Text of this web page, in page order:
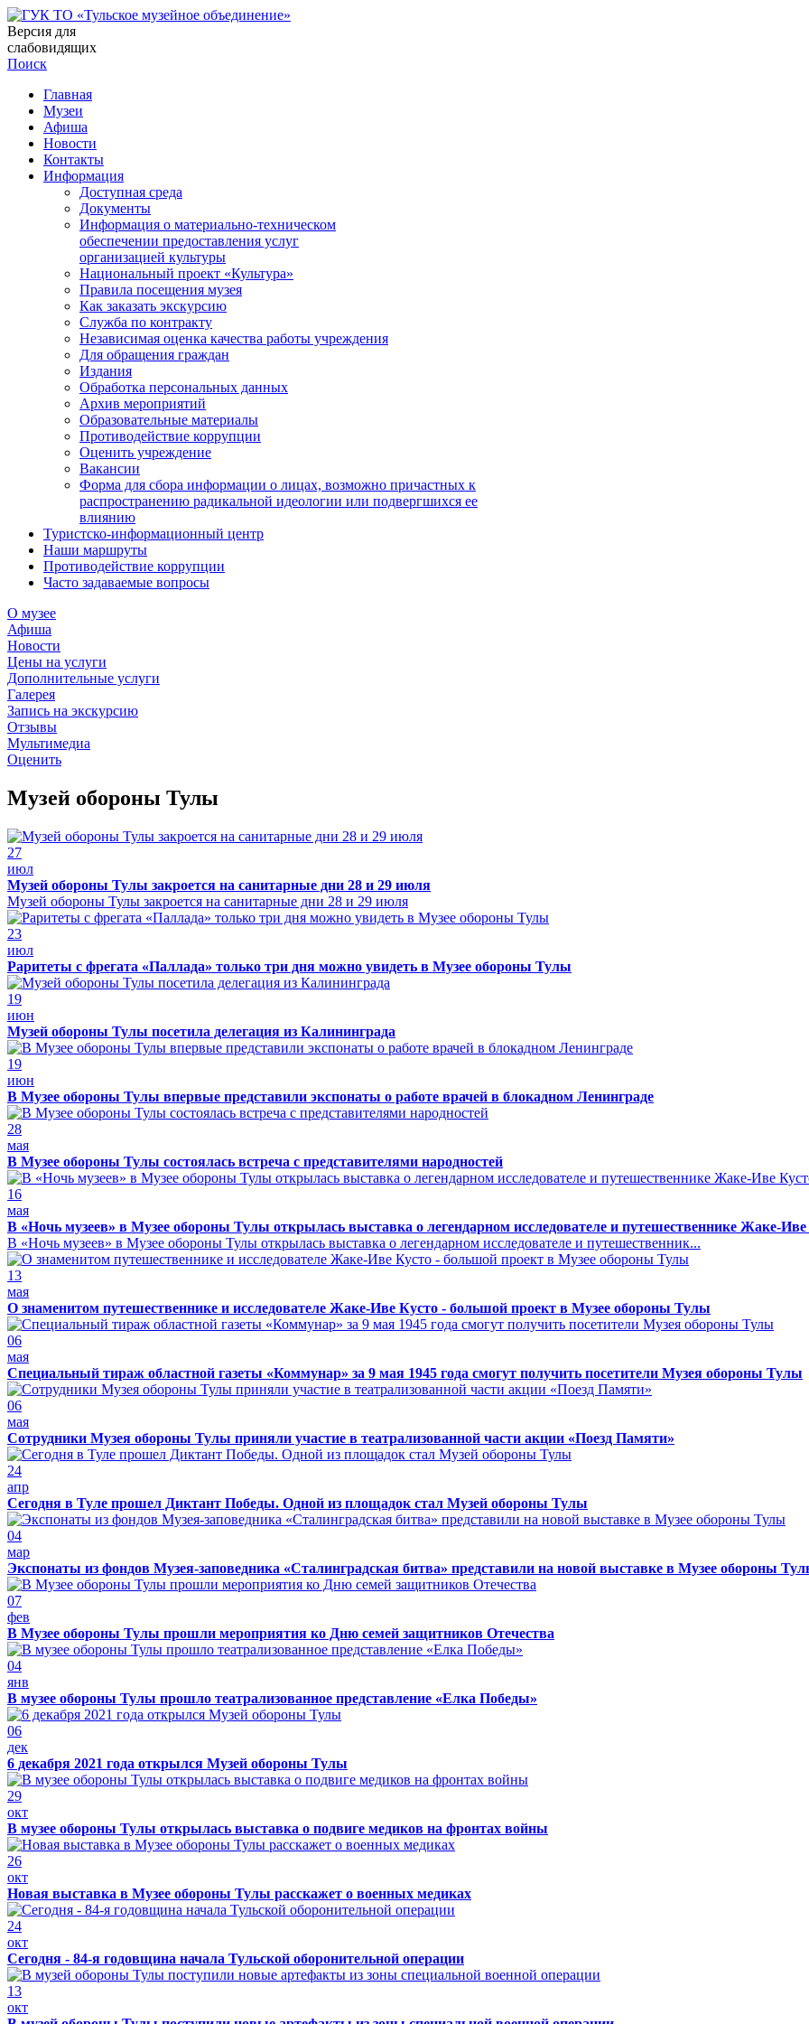
Версия для
слабовидящих
Поиск
Главная
Музеи
Афиша
Новости
Контакты
Информация
Доступная среда
Документы
Информация о материально-техническом
обеспечении предоставления услуг
организацией культуры
Национальный проект «Культура»
Правила посещения музея
Как заказать экскурсию
Служба по контракту
Независимая оценка качества работы учреждения
Для обращения граждан
Издания
Обработка персональных данных
Архив мероприятий
Образовательные материалы
Противодействие коррупции
Оценить учреждение
Вакансии
Форма для сбора информации о лицах, возможно причастных к
распространению радикальной идеологии или подвергшихся ее
влиянию
Туристско-информационный центр
Наши маршруты
Противодействие коррупции
Часто задаваемые вопросы
О музее
Афиша
Новости
Цены на услуги
Дополнительные услуги
Галерея
Запись на экскурсию
Отзывы
Мультимедиа
Оценить
Музей обороны Тулы
27
июл
Музей обороны Тулы закроется на санитарные дни 28 и 29 июля
Музей обороны Тулы закроется на санитарные дни 28 и 29 июля
23
июл
Раритеты с фрегата «Паллада» только три дня можно увидеть в Музее обороны Тулы
19
июн
Музей обороны Тулы посетила делегация из Калининграда
19
июн
В Музее обороны Тулы впервые представили экспонаты о работе врачей в блокадном Ленинграде
28
мая
В Музее обороны Тулы состоялась встреча с представителями народностей
16
мая
В «Ночь музеев» в Музее обороны Тулы открылась выставка о легендарном исследователе и путешественнике Жаке-
В «Ночь музеев» в Музее обороны Тулы открылась выставка о легендарном исследователе и путешественник...
13
мая
О знаменитом путешественнике и исследователе Жаке-Иве Кусто - большой проект в Музее обороны Тулы
06
мая
Специальный тираж областной газеты «Коммунар» за 9 мая 1945 года смогут получить посетители Музея обороны Тулы
06
мая
Сотрудники Музея обороны Тулы приняли участие в театрализованной части акции «Поезд Памяти»
24
апр
Сегодня в Туле прошел Диктант Победы. Одной из площадок стал Музей обороны Тулы
04
мар
Экспонаты из фондов Музея-заповедника «Сталинградская битва» представили на новой выставке в Музее обороны
07
фев
В Музее обороны Тулы прошли мероприятия ко Дню семей защитников Отечества
04
янв
В музее обороны Тулы прошло театрализованное представление «Елка Победы»
06
дек
6 декабря 2021 года открылся Музей обороны Тулы
29
окт
В музее обороны Тулы открылась выставка о подвиге медиков на фронтах войны
26
окт
Новая выставка в Музее обороны Тулы расскажет о военных медиках
24
окт
Сегодня - 84-я годовщина начала Тульской оборонительной операции
13
окт